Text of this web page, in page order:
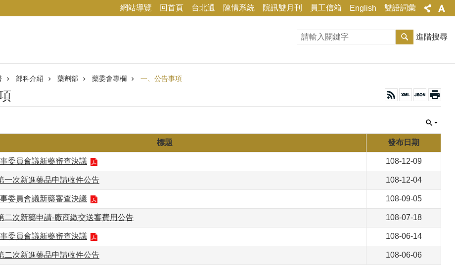
網站導覽 回首頁 台北通 陳情系統 院訊雙月刊 員工信箱 English 雙語詞彙
進階搜尋
部科介紹 藥劑部 藥委會專欄 一、公告事項
標題 發布日期
委員會議新藥審查決議 108-12-09
一次新進藥品申請收件公告 108-12-04
委員會議新藥審查決議 108-09-05
二次新藥申請-廠商繳交送審費用公告 108-07-18
委員會議新藥審查決議 108-06-14
二次新進藥品申請收件公告 108-06-06